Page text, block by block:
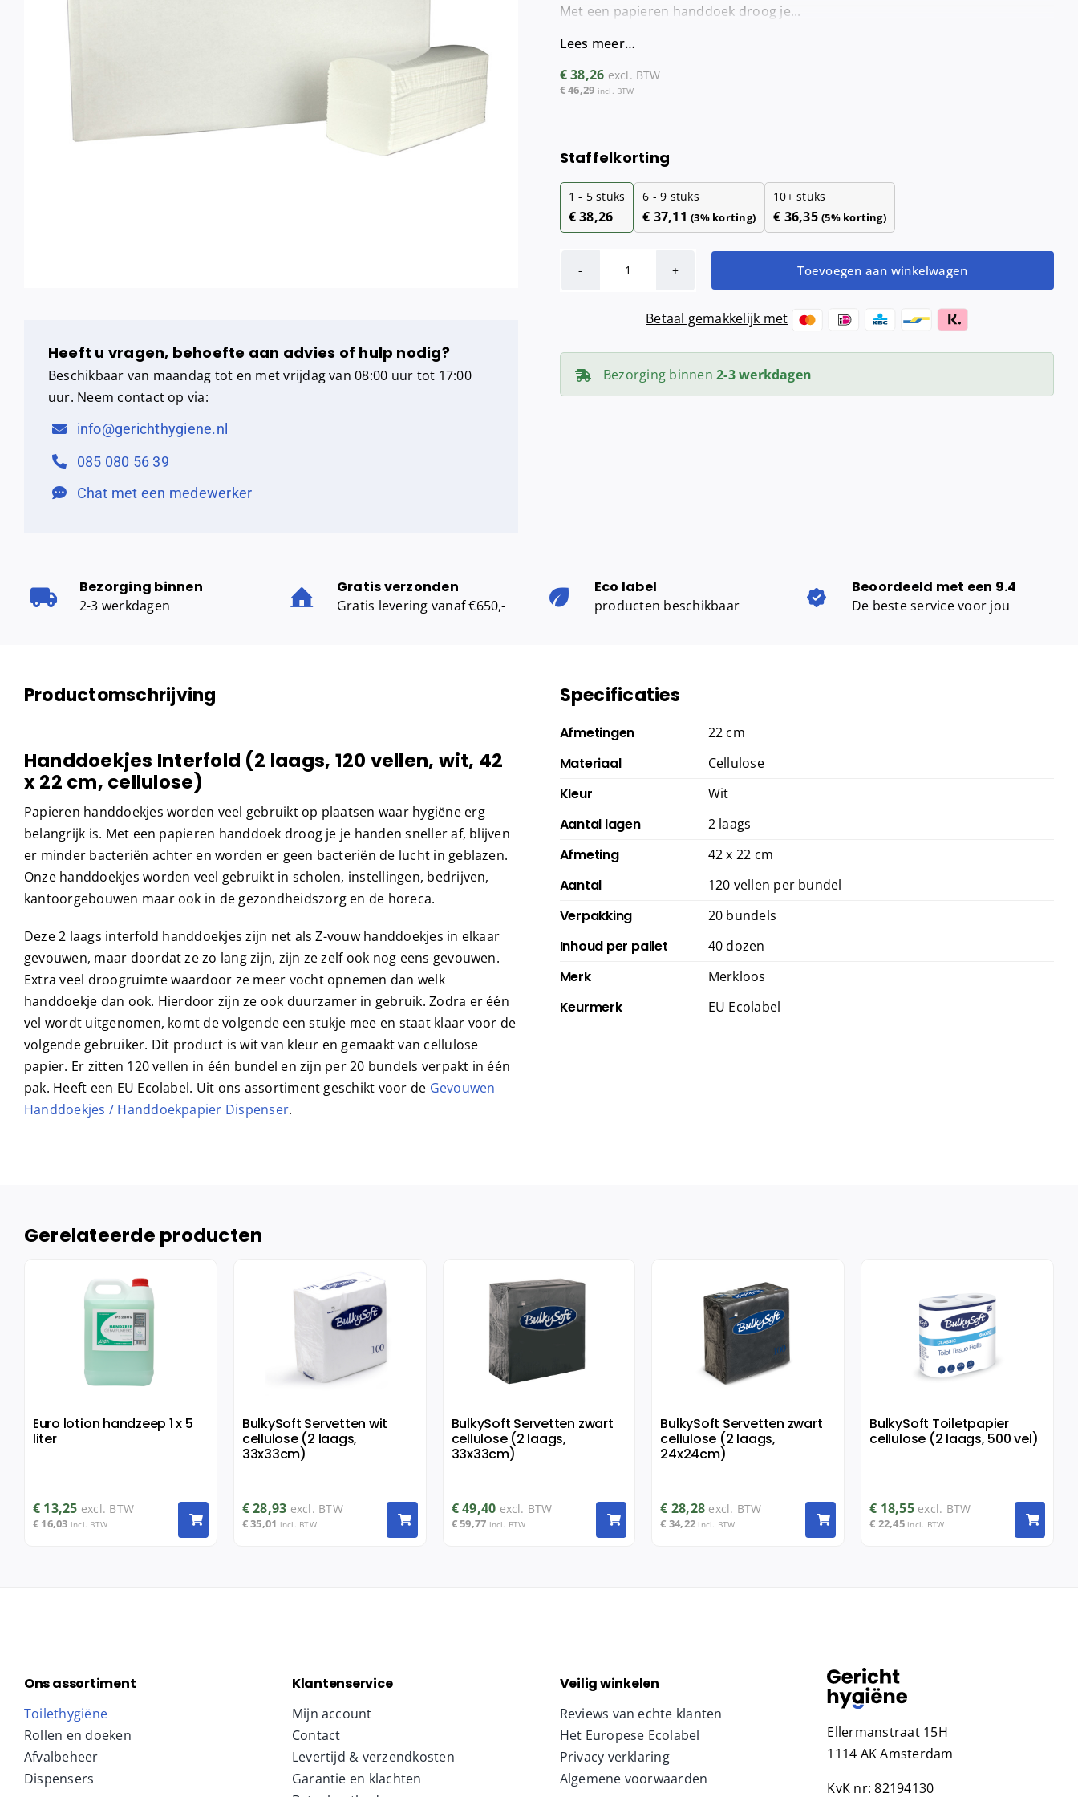
Maandverband- &
Heeft u vragen, behoefte aan advies of hulp nodig?
Beschikbaar van maandag tot en met vrijdag van 08:00 uur tot 17:00
uur. Neem contact op via:
info@gerichthygiene.nl
085 080 56 39
Chat met een medewerker
Met een papieren handdoek droog je...
Lees meer…
€38,26 excl. BTW
€46,29 incl. BTW
Staffelkorting
1 - 5stuks
€38,26
6 - 9 stuks
€ 37,11 (3% korting)
10+ stuks
€ 36,35 (5% korting)
Handdoekjes
120
vellen,
Toevoegen aan winkelwagen
Betaal gemakkelijk met
Bezorging binnen2-3 werkdagen
Bezorging binnen
2-3 werkdagen
Gratis verzonden
Gratis levering vanaf €650,-
Eco label
producten beschikbaar
Beoordeeld met een 9.4
De beste service voor jou
Productomschrijving
Handdoekjes Interfold (2 laags, 120 vellen, wit, 42
x 22 cm, cellulose)
Papieren handdoekjes worden veel gebruikt op plaatsen waar hygiëne erg
belangrijk is. Met een papieren handdoek droog je je handen sneller af, blijven
er minder bacteriën achter en worden er geen bacteriën de lucht in geblazen.
Onze handdoekjes worden veel gebruikt in scholen, instellingen, bedrijven,
kantoorgebouwen maar ook in de gezondheidszorg en de horeca.
Deze 2 laags interfold handdoekjes zijn net als Z-vouw handdoekjes in elkaar
gevouwen, maar doordat ze zo lang zijn, zijn ze zelf ook nog eens gevouwen.
Extra veel droogruimte waardoor ze meer vocht opnemen dan welk
handdoekje dan ook. Hierdoor zijn ze ook duurzamer in gebruik. Zodra er één
vel wordt uitgenomen, komt de volgende een stukje mee en staat klaar voor de
volgende gebruiker. Dit product is wit van kleur en gemaakt van cellulose
papier. Er zitten 120 vellen in één bundel en zijn per 20 bundels verpakt in één
pak. Heeft een EU Ecolabel. Uit ons assortiment geschikt voor de Gevouwen
Handdoekjes / Handdoekpapier Dispenser.
Specificaties
Afmetingen 22 cm
Materiaal Cellulose
Kleur Wit
Aantal lagen 2 laags
Afmeting 42 x 22 cm
Aantal 120 vellen per bundel
Verpakking 20 bundels
Inhoud per pallet 40 dozen
Merk Merkloos
Keurmerk EU Ecolabel
Gerelateerde producten
Euro lotion handzeep 1 x 5
liter
€ 13,25 excl. BTW
€ 16,03 incl. BTW
BulkySoft Servetten wit
cellulose (2 laags,
33x33cm)
€28,93 excl. BTW
€35,01 incl. BTW
BulkySoft Servetten zwart
cellulose (2 laags,
33x33cm)
€49,40 excl. BTW
€59,77 incl. BTW
BulkySoft Servetten zwart
cellulose (2 laags,
24x24cm)
€ 28,28 excl. BTW
€ 34,22 incl. BTW
BulkySoft Toiletpapier
cellulose (2 laags, 500 vel)
€ 18,55 excl. BTW
€ 22,45 incl. BTW
Ons assortiment
Toilethygiëne
Rollen en doeken
Afvalbeheer
Dispensers
Klantenservice
Mijn account
Contact
Levertijd & verzendkosten
Garantie en klachten
Veilig winkelen
Reviews van echte klanten
Het Europese Ecolabel
Privacy verklaring
Algemene voorwaarden
Ellermanstraat 15H
1114 AK Amsterdam
KvK nr: 82194130